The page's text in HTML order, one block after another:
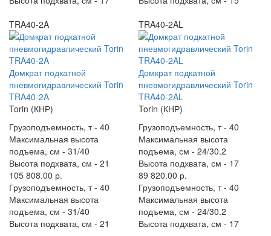
TRA40-2A
Домкрат подкатной
пневмогидравлический Torin
TRA40-2A
Torin (КНР)
Грузоподъемность, т - 40
Максимальная высота
подъема, см - 31/40
Высота подхвата, см - 21
105 808.00 р.
Грузоподъемность, т - 40
Максимальная высота
подъема, см - 31/40
Высота подхвата, см - 21
TRA40-2AL
Домкрат подкатной
пневмогидравлический Torin
TRA40-2AL
Torin (КНР)
Грузоподъемность, т - 40
Максимальная высота
подъема, см - 24/30.2
Высота подхвата, см - 17
89 820.00 р.
Грузоподъемность, т - 40
Максимальная высота
подъема, см - 24/30.2
Высота подхвата, см - 17